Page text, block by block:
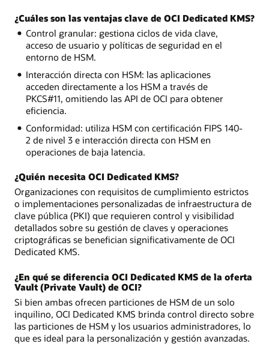
¿Cuáles son las ventajas clave de OCI Dedicated KMS?
Control granular: gestiona ciclos de vida clave,
acceso de usuario y políticas de seguridad en el
entorno de HSM.
Interacción directa con HSM: las aplicaciones
acceden directamente a los HSM a través de
PKCS#11, omitiendo las API de OCI para obtener
eficiencia.
Conformidad: utiliza HSM con certificación FIPS 140-
2 de nivel 3 e interacción directa con HSM en
operaciones de baja latencia.
¿Quién necesita OCI Dedicated KMS?
Organizaciones con requisitos de cumplimiento estrictos
o implementaciones personalizadas de infraestructura de
clave pública (PKI) que requieren control y visibilidad
detallados sobre su gestión de claves y operaciones
criptográficas se benefician significativamente de OCI
Dedicated KMS.
¿En qué se diferencia OCI Dedicated KMS de la oferta
Vault (Private Vault) de OCI?
Si bien ambas ofrecen particiones de HSM de un solo
inquilino, OCI Dedicated KMS brinda control directo sobre
las particiones de HSM y los usuarios administradores, lo
que es ideal para la personalización y gestión avanzadas.